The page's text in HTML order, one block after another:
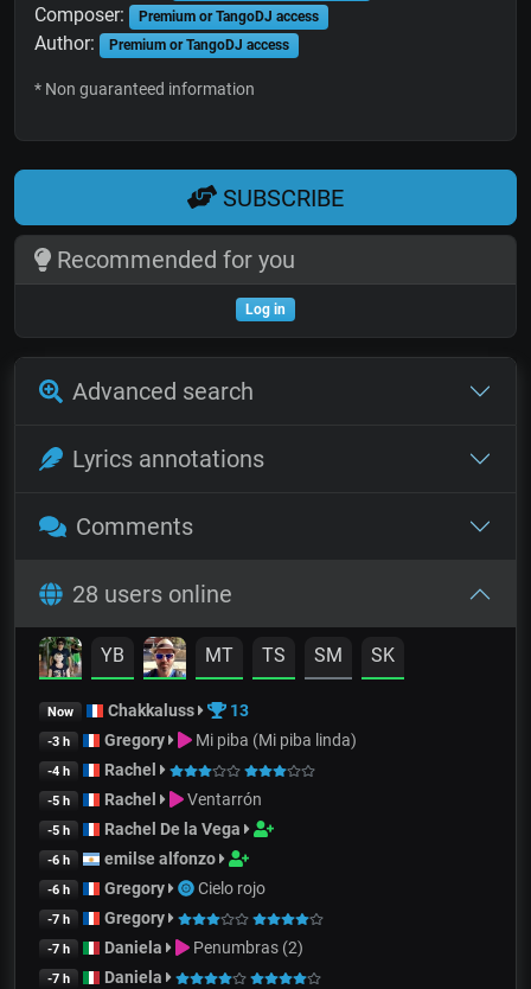
Composer: Premium or TangoDJ access
Author: Premium or TangoDJ access
* Non guaranteed information
SUBSCRIBE
Recommended for you
Log in
Advanced search
Lyrics annotations
Comments
28 users online
YB MT TS SM SK
Now Chakkaluss 13
-3 h Gregory Mi piba (Mi piba linda)
-4 h Rachel
-5 h Rachel Ventarrón
-5 h Rachel De la Vega
-6 h emilse alfonzo
-6 h Gregory Cielo rojo
-7 h Gregory
-7 h Daniela Penumbras (2)
-7 h Daniela